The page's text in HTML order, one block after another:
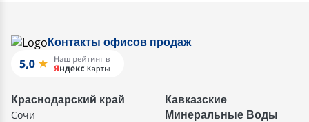
Контакты офисов продаж
Краснодарский край
Сочи
Кавказские
Минеральные Воды